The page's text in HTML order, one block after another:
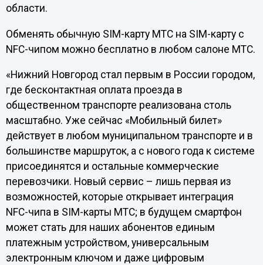
области.
Обменять обычную SIM-карту МТС на SIM-карту с
NFC-чипом можно бесплатно в любом салоне МТС.
«Нижний Новгород стал первым в России городом,
где бесконтактная оплата проезда в
общественном транспорте реализована столь
масштабно. Уже сейчас «Мобильный билет»
действует в любом муниципальном транспорте и в
большинстве маршруток, а с нового года к системе
присоединятся и остальные коммерческие
перевозчики. Новый сервис – лишь первая из
возможностей, которые открывает интеграция
NFC-чипа в SIM-карты МТС; в будущем смартфон
может стать для наших абонентов единым
платежным устройством, универсальным
электронным ключом и даже цифровым